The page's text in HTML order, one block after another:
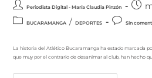
Periodista Digital - María Claudia Pinzón
BUCARAMANGA / DEPORTES Sin
La historia del Atlético Bucaramanga ha estado marcada
que muy por el contrario de desanimar al club, han hecho